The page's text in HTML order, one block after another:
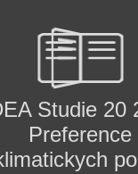
Studie 20
Preference